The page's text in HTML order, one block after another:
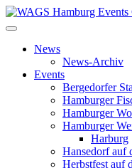
News
News-Archiv
Events
Bergedorfer
Hamburger
Hamburger
Hamburger
Harburg
Hansedorf auf
Herbstfest auf